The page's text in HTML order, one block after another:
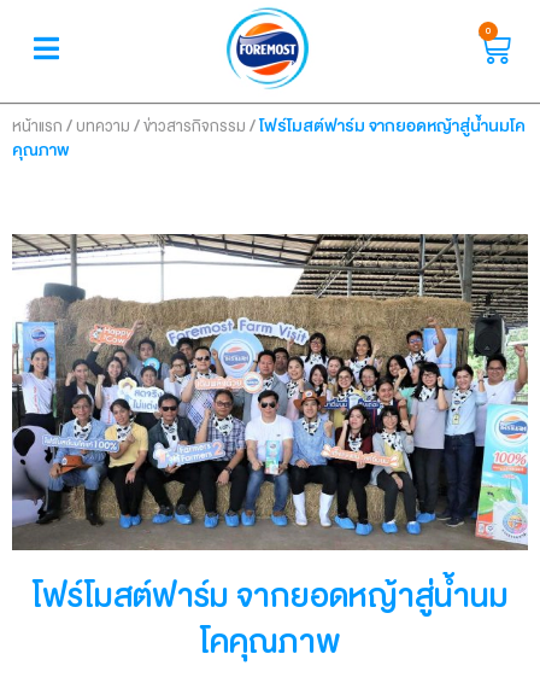
0
หน้าแรก / บทความ /ข่าวสารกิจกรรม /โฟร์โมสต์ฟาร์ม จากยอดหญ้าสู่น้ำนมโค
คุณภาพ
โฟร์โมสต์ฟาร์ม จากยอดหญ้าสู่น้ำนม
โคคุณภาพ